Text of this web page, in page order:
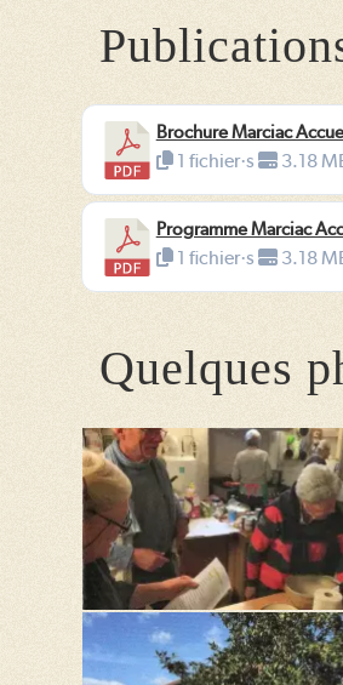
Brochure Marciac
1 fichier·s 3.18
Programme Marciac
1 fichier·s 3.18
Quelques